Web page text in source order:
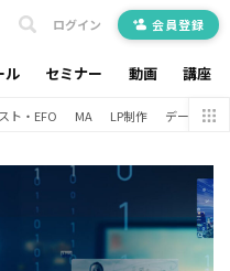
ル セミナー 動画 講座
ログイン 会員登録
ト・EFO MA LP制作 データ分析